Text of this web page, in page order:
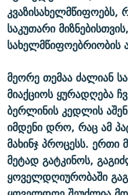
კვაზისახელმწიფოებს,
საკუთარი
სახელმწიფოებრიობის
მეორე თემაა ძალიან
მიაქციოს ყურადღება
ბერლინის კედლის
იმდენი დრო, რაც ამ
მახინჯ პროცესს. ერთი
მეტად გატკინოს,
ყოველდღიურობაში